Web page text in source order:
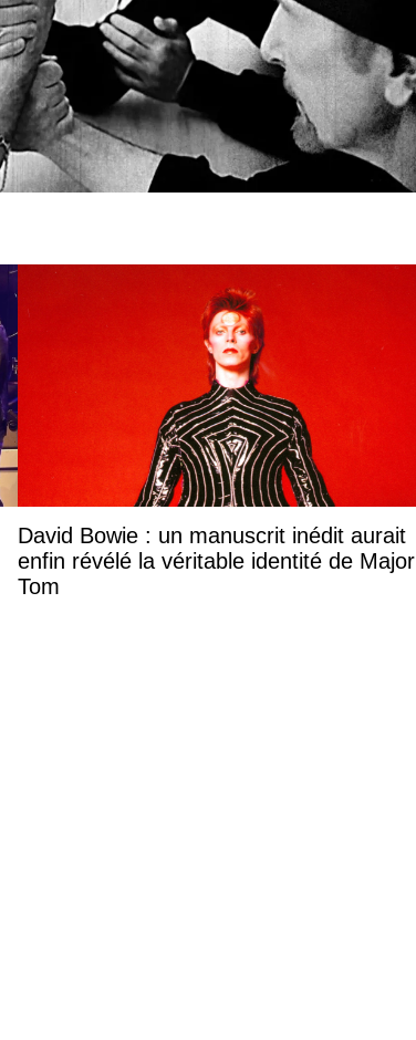
David Bowie : un manuscrit inédit aurait
enfin révélé la véritable identité de Major
Tom